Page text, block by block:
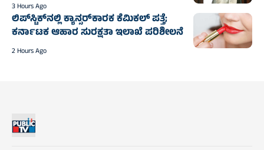
3 Hours Ago
ಲಿಪ್‌ಸ್ಟಿಕ್‌ನಲ್ಲಿ ಕ್ಯಾನ್ಸರ್‌ಕಾರಕ ಕೆಮಿಕಲ್ ಪತ್ತೆ;
ಕರ್ನಾಟಕ ಆಹಾರ ಸುರಕ್ಷತಾ ಇಲಾಖೆ ಪರಿಶೀಲನೆ
2 Hours Ago